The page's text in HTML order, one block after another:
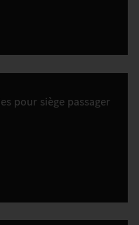
pour siège passager